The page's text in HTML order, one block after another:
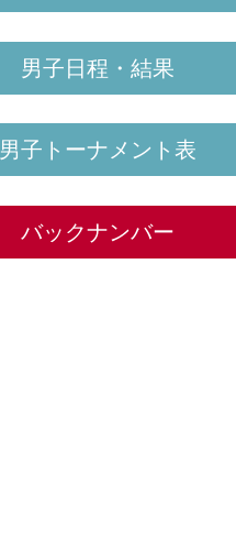
男子日程・結果
男子トーナメント表
バックナンバー